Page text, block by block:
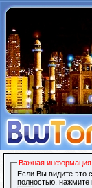
Важная информация
Если Вы видите это
полностью, нажмите